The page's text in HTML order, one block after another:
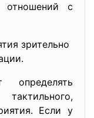
отношений с
зрительно
определять
Если у